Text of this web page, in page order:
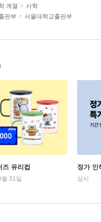
계열
사학
판부 서울대학교출판부
유리컵
31일
정가 인
상시